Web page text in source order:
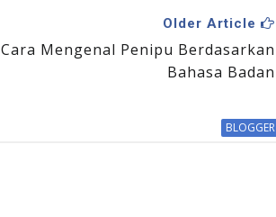
Older Article
Cara Mengenal Penipu Berdasarkan
Bahasa Badan
BLOGGER